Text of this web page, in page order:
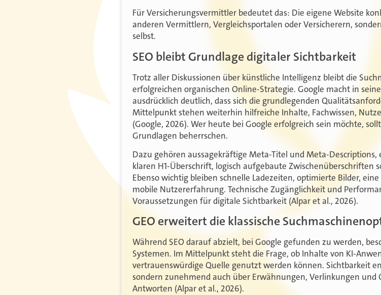
Für Versicherungsvermittler bedeutet das: Die eigene Website
anderen Vermittlern, Vergleichsportalen oder Versicherern,
selbst.
SEO bleibt Grundlage digitaler Sichtbarkeit
Trotz aller Diskussionen über künstliche Intelligenz bleibt die
erfolgreichen organischen Online-Strategie. Google macht in
ausdrücklich deutlich, dass sich die grundlegenden
Mittelpunkt stehen weiterhin hilfreiche Inhalte, Fachwissen,
(Google, 2026). Wer heute bei Google erfolgreich sein möchte,
Grundlagen beherrschen.
Dazu gehören aussagekräftige Meta-Titel und Meta-
klaren H1-Überschrift, logisch aufgebaute Zwischenüberschriften
Ebenso wichtig bleiben schnelle Ladezeiten, optimierte Bilder,
mobile Nutzererfahrung. Technische Zugänglichkeit und
Voraussetzungen für digitale Sichtbarkeit (Alpar et al., 2026).
GEO erweitert die klassische
Während SEO darauf abzielt, bei Google gefunden zu werden,
Systemen. Im Mittelpunkt steht die Frage, ob Inhalte von KI-
vertrauenswürdige Quelle genutzt werden können. Sichtbarkeit
sondern zunehmend auch über Erwähnungen, Verlinkungen
Antworten (Alpar et al., 2026).